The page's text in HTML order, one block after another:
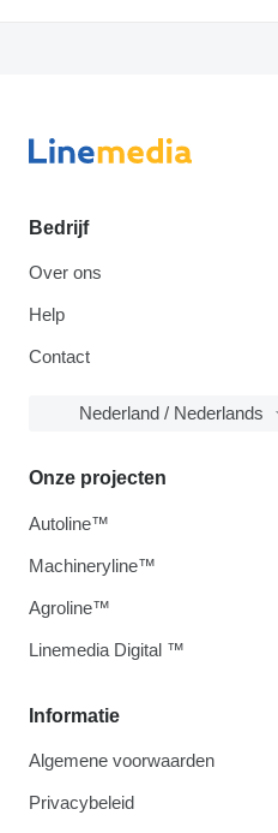
Bedrijf
Over ons
Help
Contact
Nederland / Nederlands
Informatie
Algemene voorwaarden
Privacybeleid
Onze projecten
Autoline™
Machineryline™
Agroline™
Linemedia Digital ™